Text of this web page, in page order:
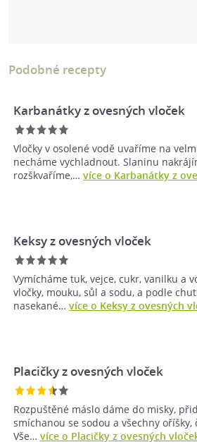
Podobné recepty
Karbanátky z ovesných vloček
Vločky v osolené vodě uvaříme na
necháme vychladnout. Slaninu
rozškvaříme,… více o Karbanátky z
Keksy z ovesných vloček
Vymícháme tuk, vejce, cukr, vanilku a
vločky, mouku, sůl a sodu, a podle
nasekané… více o Keksy z ovesných
Placičky z ovesných vloček
Rozpuštěné máslo dáme do misky,
smíchanou se sodou a všechny oříšky,
Vše… více o Placičky z ovesných